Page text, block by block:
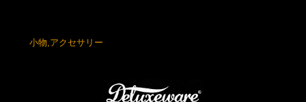
小物,アクセサリー